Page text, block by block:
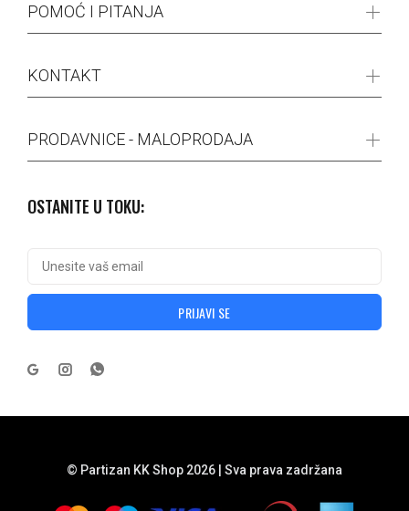
OSTANITE U TOKU:
PRIJAVI SE
POMOĆ I PITANJA
KONTAKT
PRODAVNICE - MALOPRODAJA
© Partizan KK Shop 2026 | Sva prava zadržana